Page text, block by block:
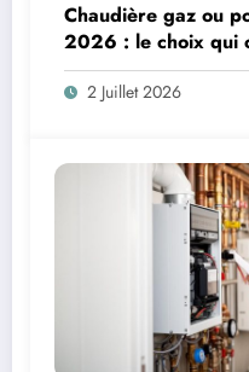
Chaudière gaz ou
2026 : le choix qui
qu’on croit
2 Juillet 2026